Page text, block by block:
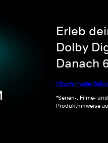
Erleb
Dolby
Danach
Noch mehr
*Serien-, Filme-
Produkthinweise